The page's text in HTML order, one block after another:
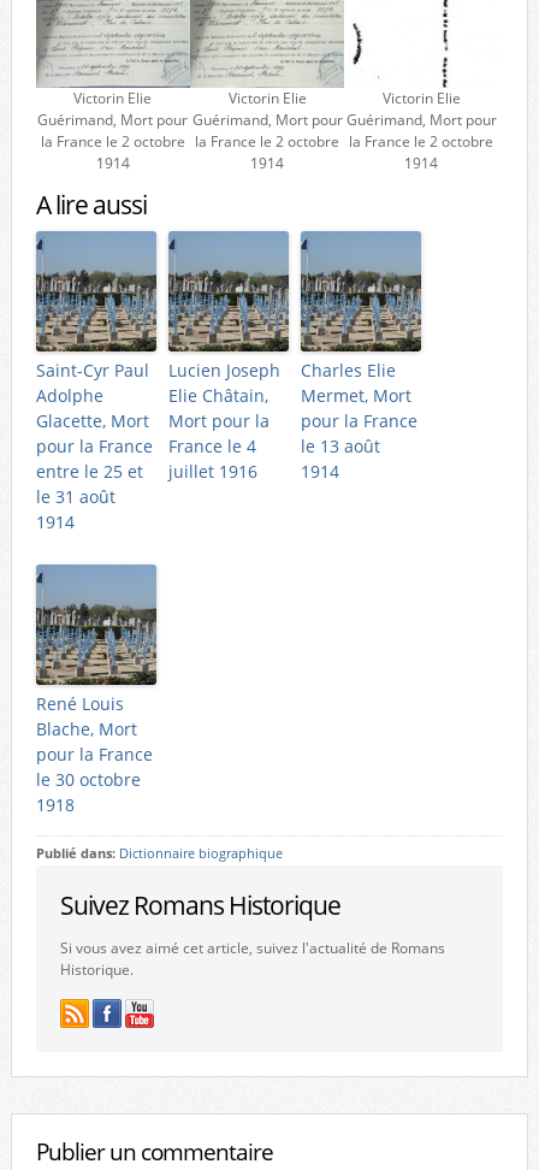
Victorin Elie
Guérimand, Mort pour
la France le 2 octobre
1914
Victorin Elie
Guérimand, Mort pour
la France le 2 octobre
1914
Victorin Elie
Guérimand, Mort pour
la France le 2 octobre
1914
A lire aussi
Saint-Cyr Paul
Adolphe
Glacette, Mort
pour la France
entre le 25 et
le 31 août
1914
Lucien Joseph
Elie Châtain,
Mort pour la
France le 4
juillet 1916
Charles Elie
Mermet, Mort
pour la France
le 13 août
1914
René Louis
Blache, Mort
pour la France
le 30 octobre
1918
Publié dans: Dictionnaire biographique
Suivez Romans Historique
Si vous avez aimé cet article, suivez l'actualité de Romans
Historique.
Publier un commentaire